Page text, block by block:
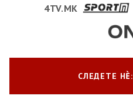
4TV.MK
СЛЕДЕТЕ НЀ: